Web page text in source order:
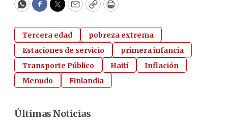
WhatsApp
Facebook
Twitter
EmailCopyPrint
Tercera edad
pobreza extrema
Estaciones de servicio
primera infancia
Transporte Público
Haití
Inflación
Menudo
Finlandia
Últimas Noticias